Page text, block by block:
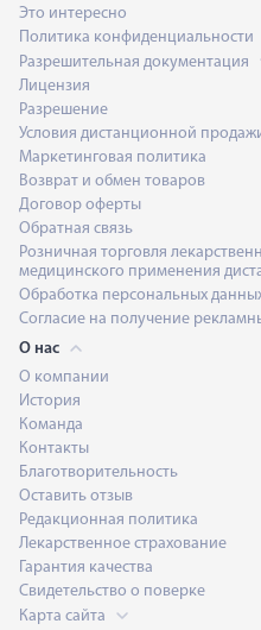
Это интересно
Политика конфиденциальности
Разрешительная документация
Лицензия
Разрешение
Условия дистанционной
Маркетинговая политика
Возврат и обмен товаров
Договор оферты
Обратная связь
Розничная торговля
медицинского применения
Обработка персональных
Согласие на получение
О нас
О компании
История
Команда
Контакты
Благотворительность
Оставить отзыв
Редакционная политика
Лекарственное страхование
Гарантия качества
Свидетельство о поверке
Карта сайта